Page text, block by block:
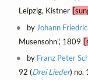
Leipzig, Kistner
by Johann
Musensohn", 1809
by Franz Peter
92 (Drei Lieder) no.